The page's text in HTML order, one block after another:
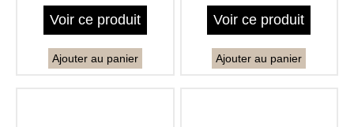
Voir ce produit
Ajouter au panier
Voir ce produit
Ajouter au panier